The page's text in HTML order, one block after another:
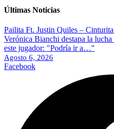
Últimas Noticias
Pailita Ft. Justin Quiles –
Verónica Bianchi destapa la
este jugador: "Podría ir a…"
Agosto 6, 2026
Facebook